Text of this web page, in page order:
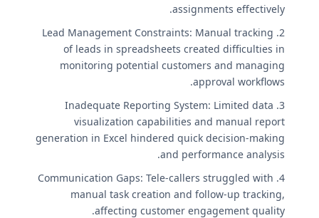
assignments effectively.
2. Lead Management Constraints: Manual tracking
of leads in spreadsheets created difficulties in
monitoring potential customers and managing
approval workflows.
3. Inadequate Reporting System: Limited data
visualization capabilities and manual report
generation in Excel hindered quick decision-making
and performance analysis.
4. Communication Gaps: Tele-callers struggled with
manual task creation and follow-up tracking,
affecting customer engagement quality.